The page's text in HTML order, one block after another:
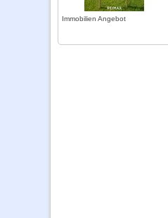
Immobilien Angebot